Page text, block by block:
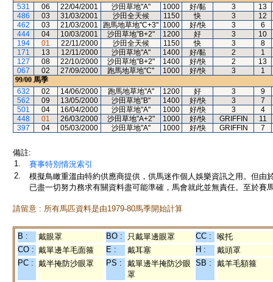
531
06 22/04/2001 沙田草地"A" 1000 好/黏 3
13
486
03 31/03/2001 沙田全天候 1150 快 3
12
462
03 21/03/2001 跑馬地草地"C+3" 1000 好/快 3
6
444
04 10/03/2001 沙田草地"B+2" 1200 好 3
10
194
01 22/11/2000 沙田全天候 1150 快 3
8
171
13 12/11/2000 沙田草地"A" 1400 好/黏 2
1
127
08 22/10/2000 沙田草地"B+2" 1400 好/快 2
13
067
02 27/09/2000 跑馬地草地"C" 1000 好/快 3
1
99/00 馬季
632
02 14/06/2000 跑馬地草地"A" 1200 好 3
9
562
09 13/05/2000 沙田草地"B" 1400 好/快 3
7
501
04 16/04/2000 沙田草地"A" 1000 好/快 3
4
448
01 26/03/2000 沙田草地"A+2" 1000 好/快 GRIFFIN
11
397
04 05/03/2000 沙田草地"A" 1000 好/快 GRIFFIN 7
備註:
1.
賽事特別情況索引
2.
模擬鳥瞰重溫由特約供應商提供，供馬迷作個人娛樂資訊之用。但
已盡一切努力務求有關資料盡可能準確，馬會就此並無責任。至於賽
請留意 : 所有馬匹資料是由1979-80馬季開始計算
B : 戴眼罩 BO : 只戴單邊眼罩 CC :
喉托
CO : 戴單邊羊毛面箍 E : 戴耳塞 H :
戴頭罩
PC : 戴半掩防沙眼罩 PS :
戴單邊半掩防沙眼
罩
SB : 戴羊毛額箍